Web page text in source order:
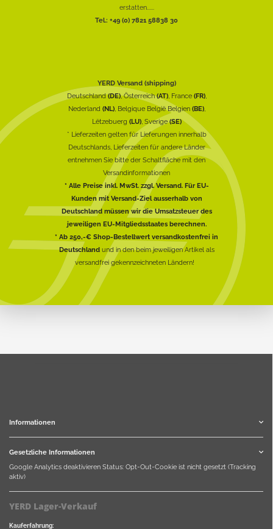
erstatten......
Tel.: +49 (0) 7821 58838 30
YERD Versand (shipping)
Deutschland(DE), Österreich(AT), France (FR),
Nederland (NL), Belgique België Belgien (BE),
Lëtzebuerg (LU), Sverige(SE)
* Lieferzeiten gelten für Lieferungen innerhalb
Deutschlands, Lieferzeiten für andere Länder
entnehmen Sie bitte der Schaltfläche mit den
Versandinformationen
* Alle Preise inkl. MwSt. zzgl. Versand. Für EU-
Kunden mit Versand-Ziel ausserhalb von
Deutschland müssen wir die Umsatzsteuer des
jeweiligen EU-Mitgliedsstaates berechnen.
* Ab 250,-€ Shop-Bestellwert versandkostenfrei in
Deutschlandund in den beim jeweiligen Artikel als
versandfrei gekennzeichneten Ländern!
Informationen
Gesetzliche Informationen
Google Analytics deaktivieren Status: Opt-Out-Cookie ist nicht gesetzt (Tracking
aktiv)
YERD Lager-Verkauf
Kauferfahrung: